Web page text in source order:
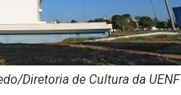
Diretoria de Cultura da UENF